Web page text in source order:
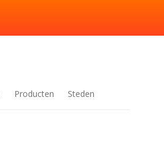
Producten Steden